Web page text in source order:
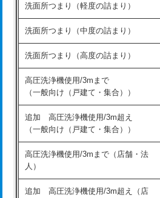
モルタル補修（厚さ10㎝超え）
洗面台設置
バスタブ設置
追加人工
廃棄・処分
※給水管工事は20mmまでの価格で
持込商品取付（混合水栓）
持込商品取付（浄水器・分岐水栓）
給水管工事※（ホール加工)
給水管工事※（バンド止め)
給水管工事※（支持金具設置)
給水管工事※（保温材使用（バンド止
め込み）)
給水管工事※（土の掘削・埋め戻し作
業)
洗面所つまり（軽度の詰まり）
洗面所つまり（中度の詰まり）
洗面所つまり（高度の詰まり）
高圧洗浄機使用/3mまで
（一般向け（戸建て・集合））
追加 高圧洗浄機使用/3m超え
（一般向け（戸建て・集合））
高圧洗浄機使用/3mまで（店舗・法
人）
追加 高圧洗浄機使用/3m超え（店